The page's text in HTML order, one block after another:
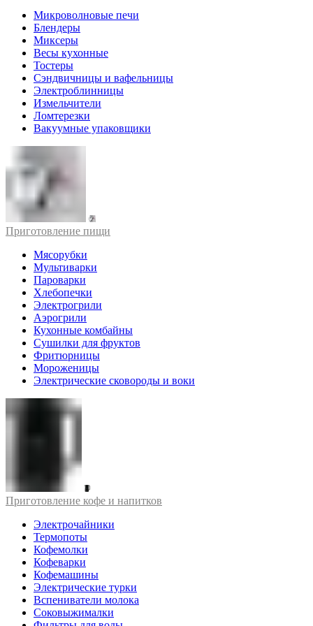
Микроволновые печи
Блендеры
Миксеры
Весы кухонные
Тостеры
Сэндвичницы и вафельницы
Электроблинницы
Измельчители
Ломтерезки
Вакуумные упаковщики
Приготовление пищи
Мясорубки
Мультиварки
Пароварки
Хлебопечки
Электрогрили
Аэрогрили
Кухонные комбайны
Сушилки для фруктов
Фритюрницы
Мороженицы
Электрические сковороды и воки
Приготовление кофе и напитков
Электрочайники
Термопоты
Кофемолки
Кофеварки
Кофемашины
Электрические турки
Вспениватели молока
Соковыжималки